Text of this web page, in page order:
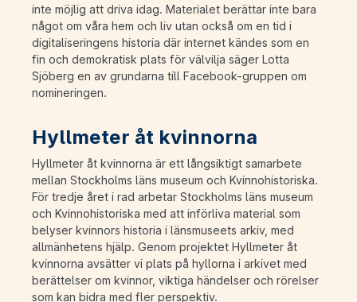
inte möjlig att driva idag. Materialet berättar inte bara
något om våra hem och liv utan också om en tid i
digitaliseringens historia där internet kändes som en
fin och demokratisk plats för välvilja säger Lotta
Sjöberg en av grundarna till Facebook-gruppen om
nomineringen.
Hyllmeter åt kvinnorna
Hyllmeter åt kvinnorna är ett långsiktigt samarbete
mellan Stockholms läns museum och Kvinnohistoriska.
För tredje året i rad arbetar Stockholms läns museum
och Kvinnohistoriska med att införliva material som
belyser kvinnors historia i länsmuseets arkiv, med
allmänhetens hjälp. Genom projektet Hyllmeter åt
kvinnorna avsätter vi plats på hyllorna i arkivet med
berättelser om kvinnor, viktiga händelser och rörelser
som kan bidra med fler perspektiv.